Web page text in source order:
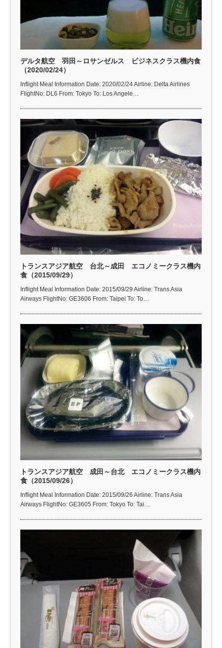
デルタ航空 羽田～ロサンゼルス ビジネスクラス機内食
（2020/02/24）
Inflight Meal Information Date: 2020/02/24 Airline: Delta Airlines
FlightNo: DL6 From: Tokyo To: Los Angele…
トランスアジア航空 台北～成田 エコノミークラス機内
食（2015/09/29）
Inflight Meal Information Date: 2015/09/29 Airline: Trans Asia
Airways FlightNo: GE3606 From: Taipei To: To…
トランスアジア航空 成田～台北 エコノミークラス機内
食（2015/09/26）
Inflight Meal Information Date: 2015/09/26 Airline: Trans Asia
Airways FlightNo: GE3605 From: Tokyo To: Tai…